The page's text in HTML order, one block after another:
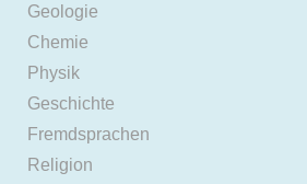
Geologie
Chemie
Physik
Geschichte
Fremdsprachen
Religion